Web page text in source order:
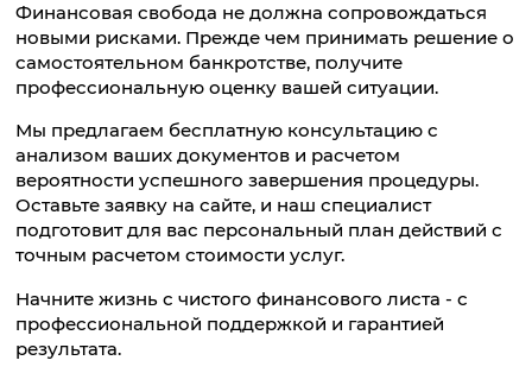
Финансовая свобода не должна сопровождаться
новыми рисками. Прежде чем принимать решение о
самостоятельном банкротстве, получите
профессиональную оценку вашей ситуации.
Мы предлагаем бесплатную консультацию с
анализом ваших документов и расчетом
вероятности успешного завершения процедуры.
Оставьте заявку на сайте, и наш специалист
подготовит для вас персональный план действий с
точным расчетом стоимости услуг.
Начните жизнь с чистого финансового листа - с
профессиональной поддержкой и гарантией
результата.